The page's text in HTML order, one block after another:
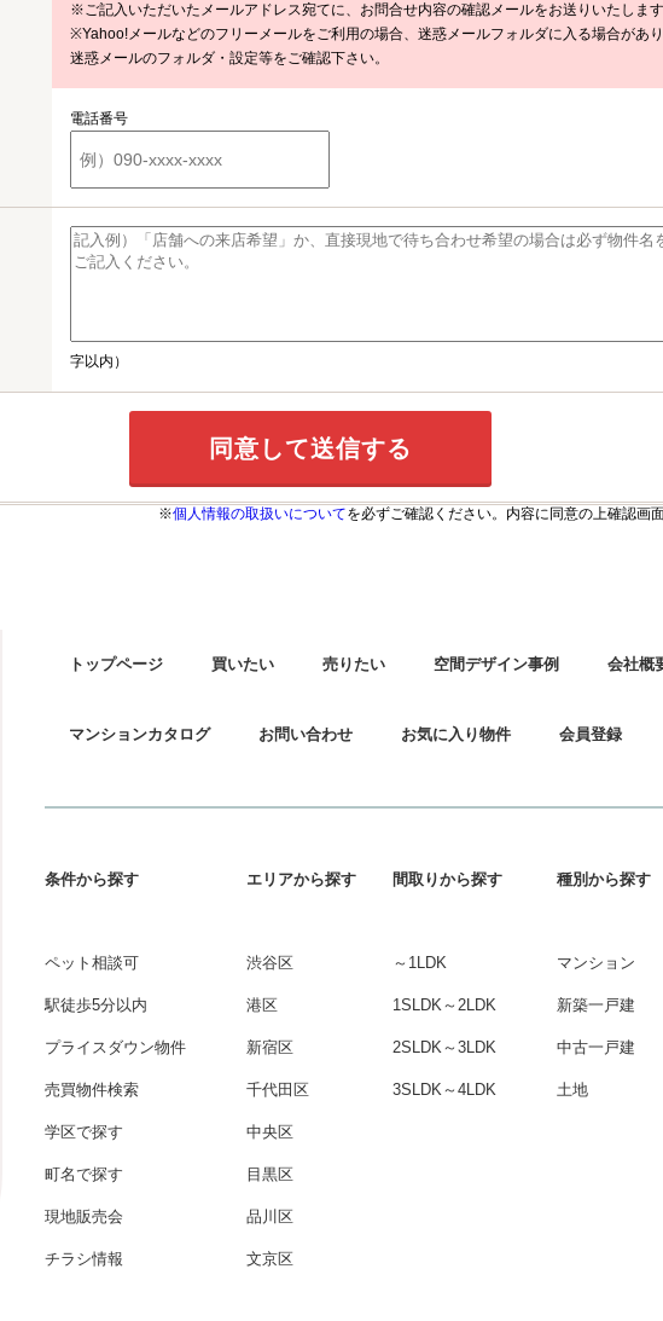
※ご記入いただいたメールアドレス宛てに、お問合せ内容の確認メールをお送りいたします
※Yahoo!メールなどのフリーメールをご利用の場合、迷惑メールフォルダに入る場合があり
迷惑メールのフォルダ・設定等をご確認下さい。
電話番号
字以内）
※個人情報の取扱いについてを必ずご確認ください。内容に同意の上確認画
トップページ 買いたい 売りたい 空間デザイン事例 会社概
マンションカタログ お問い合わせ お気に入り物件 会員登録
条件から探す
ペット相談可
駅徒歩5分以内
プライスダウン物件
売買物件検索
学区で探す
町名で探す
現地販売会
チラシ情報
エリアから探す
渋谷区
港区
新宿区
千代田区
中央区
目黒区
品川区
文京区
間取りから探す
～1LDK
1SLDK～2LDK
2SLDK～3LDK
3SLDK～4LDK
種別から探す
マンション
新築一戸建
中古一戸建
土地